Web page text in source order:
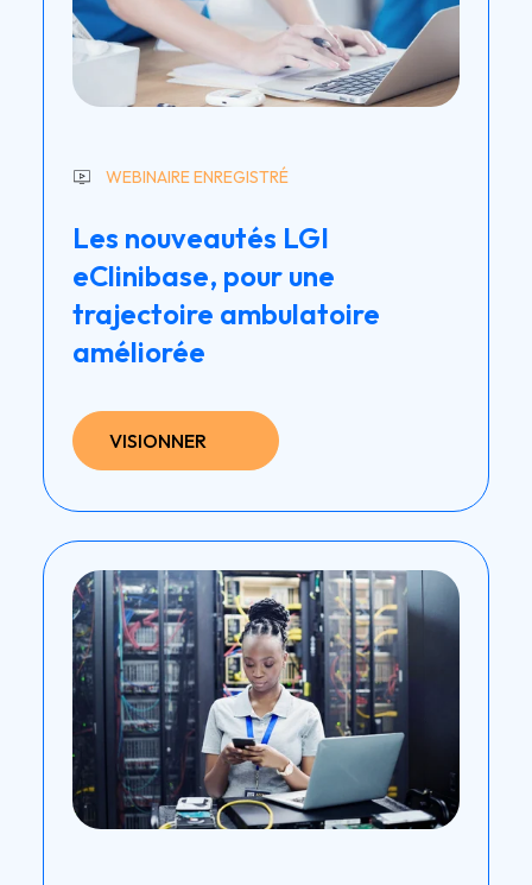
WEBINAIRE ENREGISTRÉ
Les nouveautés LGI
eClinibase, pour une
trajectoire ambulatoire
améliorée
VISIONNER